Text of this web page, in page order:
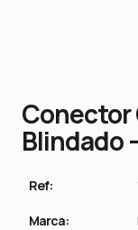
Conector
Blindado
Ref:
Marca: